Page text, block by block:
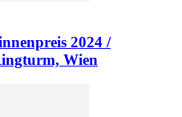
2024 /
Wien